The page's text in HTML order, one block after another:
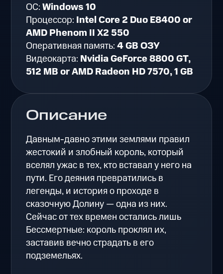
Описание
Давным-давно этими землями правил
жестокий и злобный король, который
вселял ужас в тех, кто вставал у него на
пути. Его деяния превратились в
легенды, и история о проходе в
сказочную Долину — одна из них.
Сейчас от тех времен остались лишь
Бессмертные: король проклял их,
заставив вечно страдать в его
подземельях.
ОС:Windows 10
Процессор: Intel Core 2 Duo E8400 or
AMD Phenom II X2 550
Оперативная память:4 GB ОЗУ
Видеокарта: Nvidia GeForce 8800 GT,
512 MB or AMD Radeon HD 7570, 1 GB